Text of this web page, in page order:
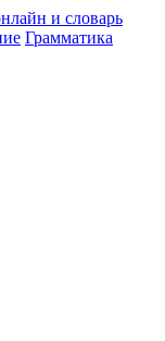
Грамматика